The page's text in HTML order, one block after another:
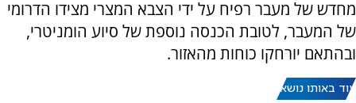
מחדש של מעבר רפיח על ידי הצבא המצרי מצידו הדרומי
של המעבר, לטובת הכנסה נוספת של סיוע הומניטרי,
ובהתאם יורחקו כוחות מהאזור.
עוד באותו נושא: